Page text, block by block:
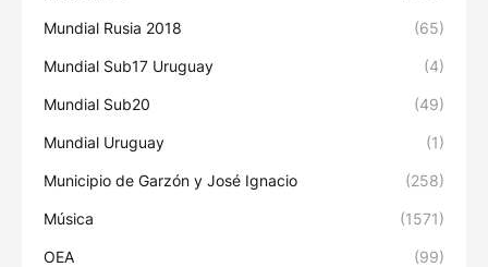
Mundial Rusia 2018 (65)
Mundial Sub17 Uruguay (4)
Mundial Sub20 (49)
Mundial Uruguay (1)
Municipio de Garzón y José Ignacio (258)
Música (1571)
OEA (99)